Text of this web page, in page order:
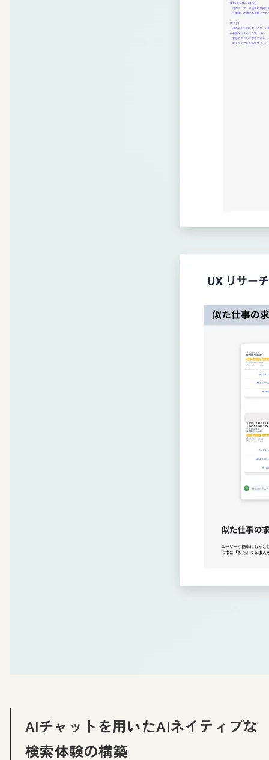
AIチャットを用いたAIネイティブな
検索体験の構築